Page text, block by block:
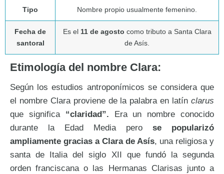
Tipo Nombre propio usualmente femenino.
Fecha de
santoral
Es el 11 de agosto como tributo a Santa Clara
de Asís.
Etimología del nombre Clara:
Según los estudios antroponímicos se considera que
el nombre Clara proviene de la palabra en latín clarus
que significa “claridad”. Era un nombre conocido
durante la Edad Media pero se popularizó
ampliamente gracias a Clara de Asís, una religiosa y
santa de Italia del siglo XII que fundó la segunda
orden franciscana o las Hermanas Clarisas junto a